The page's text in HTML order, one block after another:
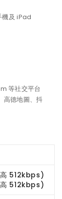
機及 iPad
等社交平台
高德地圖、抖
512kbps)
512kbps)